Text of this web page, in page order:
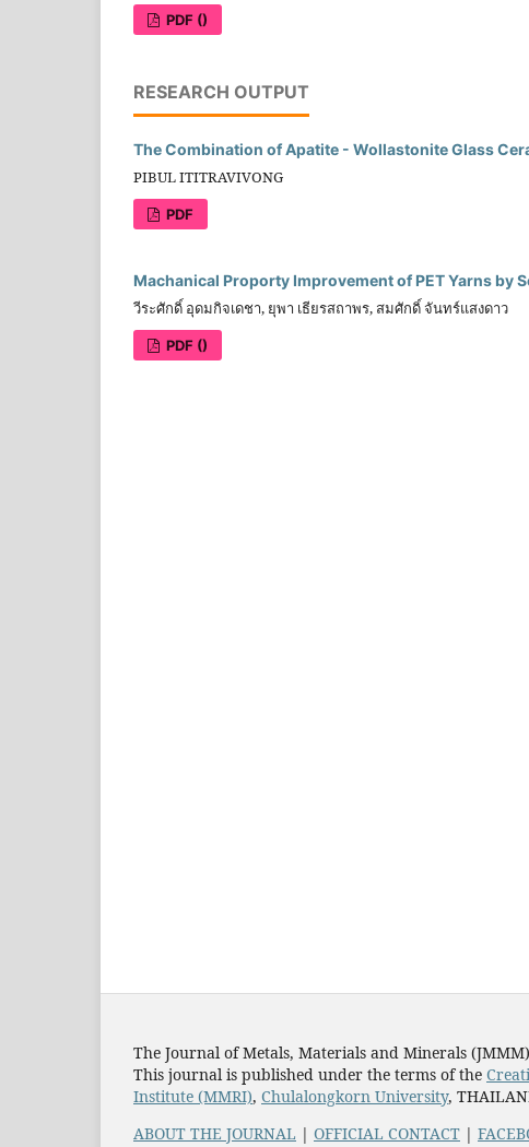
PDF ()
RESEARCH OUTPUT
The Combination of Apatite - Wollastonite Glass
PIBUL ITITRAVIVONG
PDF
Machanical Proporty Improvement of PET Yarns by
วีระศักดิ์ อุดมกิจเดชา, ยุพา เธียรสถาพร, สมศักดิ์ จันทร์แสงดาว
PDF ()
The Journal of Metals, Materials and Minerals
This journal is published under the terms of the
Institute (MMRI), Chulalongkorn University,
ABOUT THE JOURNAL | OFFICIAL CONTACT |